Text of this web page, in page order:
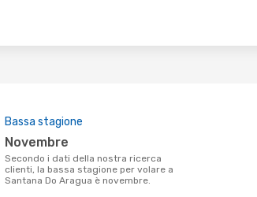
Bassa stagione
novembre
Secondo i dati della nostra ricerca
clienti, la bassa stagione per volare a
Santana Do Aragua è novembre.